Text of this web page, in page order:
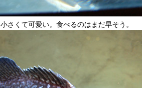
さくて可愛い。食べるのはまだ早そう。